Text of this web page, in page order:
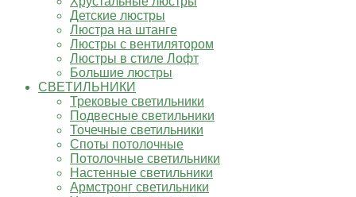
Детские люстры
Люстра на штанге
Люстры с вентилятором
Люстры в стиле Лофт
Большие люстры
СВЕТИЛЬНИКИ
Трековые светильники
Подвесные светильники
Точечные светильники
Споты потолочные
Потолочные светильники
Настенные светильники
Армстронг светильники